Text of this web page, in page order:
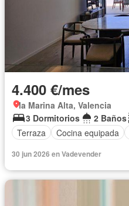
4.400 €/mes
la Marina Alta, Valencia
3 Dormitorios
2 Baños
Terraza
Cocina equipada
30 jun 2026 en Vadevender